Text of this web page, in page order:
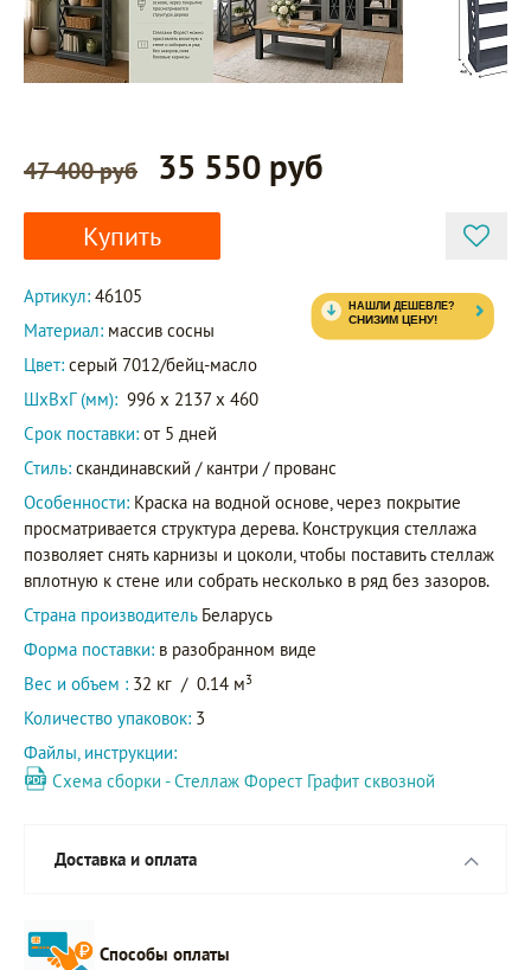
47 400 руб 35 550 руб
Купить
Артикул: 46105
Материал: массив сосны
Цвет: серый 7012/бейц-масло
ШxВxГ (мм): 996 x 2137 x 460
Срок поставки: от 5 дней
Стиль: скандинавский / кантри / прованс
Особенности: Краска на водной основе, через покрытие
просматривается структура дерева. Конструкция стеллажа
позволяет снять карнизы и цоколи, чтобы поставить стеллаж
вплотную к стене или собрать несколько в ряд без зазоров.
Страна производитель Беларусь
Форма поставки: в разобранном виде
Вес и объем : 32 кг / 0.14 м3
Количество упаковок: 3
Файлы, инструкции:
Схема сборки - Стеллаж Форест Графит сквозной
Доставка и оплата
Способы оплаты